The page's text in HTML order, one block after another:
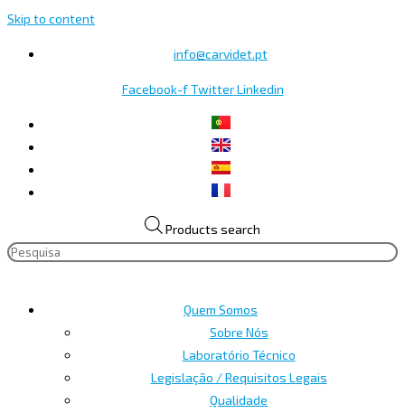
Skip to content
info@carvidet.pt
Facebook-f Twitter Linkedin
Products search
Quem Somos
Sobre Nós
Laboratório Técnico
Legislação / Requisitos Legais
Qualidade